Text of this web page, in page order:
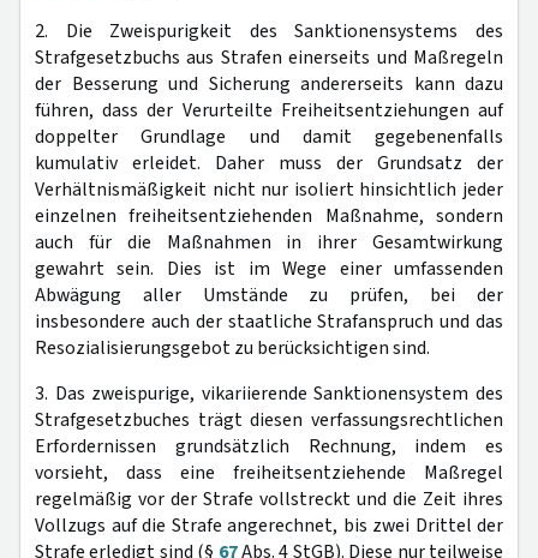
2. Die Zweispurigkeit des Sanktionensystems des
Strafgesetzbuchs aus Strafen einerseits und Maßregeln
der Besserung und Sicherung andererseits kann dazu
führen, dass der Verurteilte Freiheitsentziehungen auf
doppelter Grundlage und damit gegebenenfalls
kumulativ erleidet. Daher muss der Grundsatz der
Verhältnismäßigkeit nicht nur isoliert hinsichtlich jeder
einzelnen freiheitsentziehenden Maßnahme, sondern
auch für die Maßnahmen in ihrer Gesamtwirkung
gewahrt sein. Dies ist im Wege einer umfassenden
Abwägung aller Umstände zu prüfen, bei der
insbesondere auch der staatliche Strafanspruch und das
Resozialisierungsgebot zu berücksichtigen sind.
3. Das zweispurige, vikariierende Sanktionensystem des
Strafgesetzbuches trägt diesen verfassungsrechtlichen
Erfordernissen grundsätzlich Rechnung, indem es
vorsieht, dass eine freiheitsentziehende Maßregel
regelmäßig vor der Strafe vollstreckt und die Zeit ihres
Vollzugs auf die Strafe angerechnet, bis zwei Drittel der
Strafe erledigt sind (§ 67Abs. 4 StGB). Diese nur teilweise